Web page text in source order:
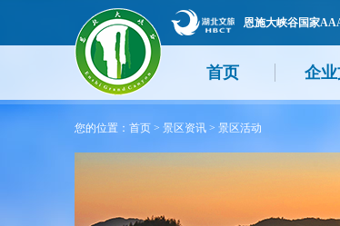
恩施大峡谷国家
首页 企
您的位置： 首页 > 景区资讯 > 景区活动